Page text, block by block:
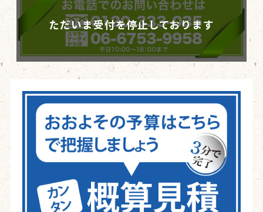
ただいま受付を停止しております